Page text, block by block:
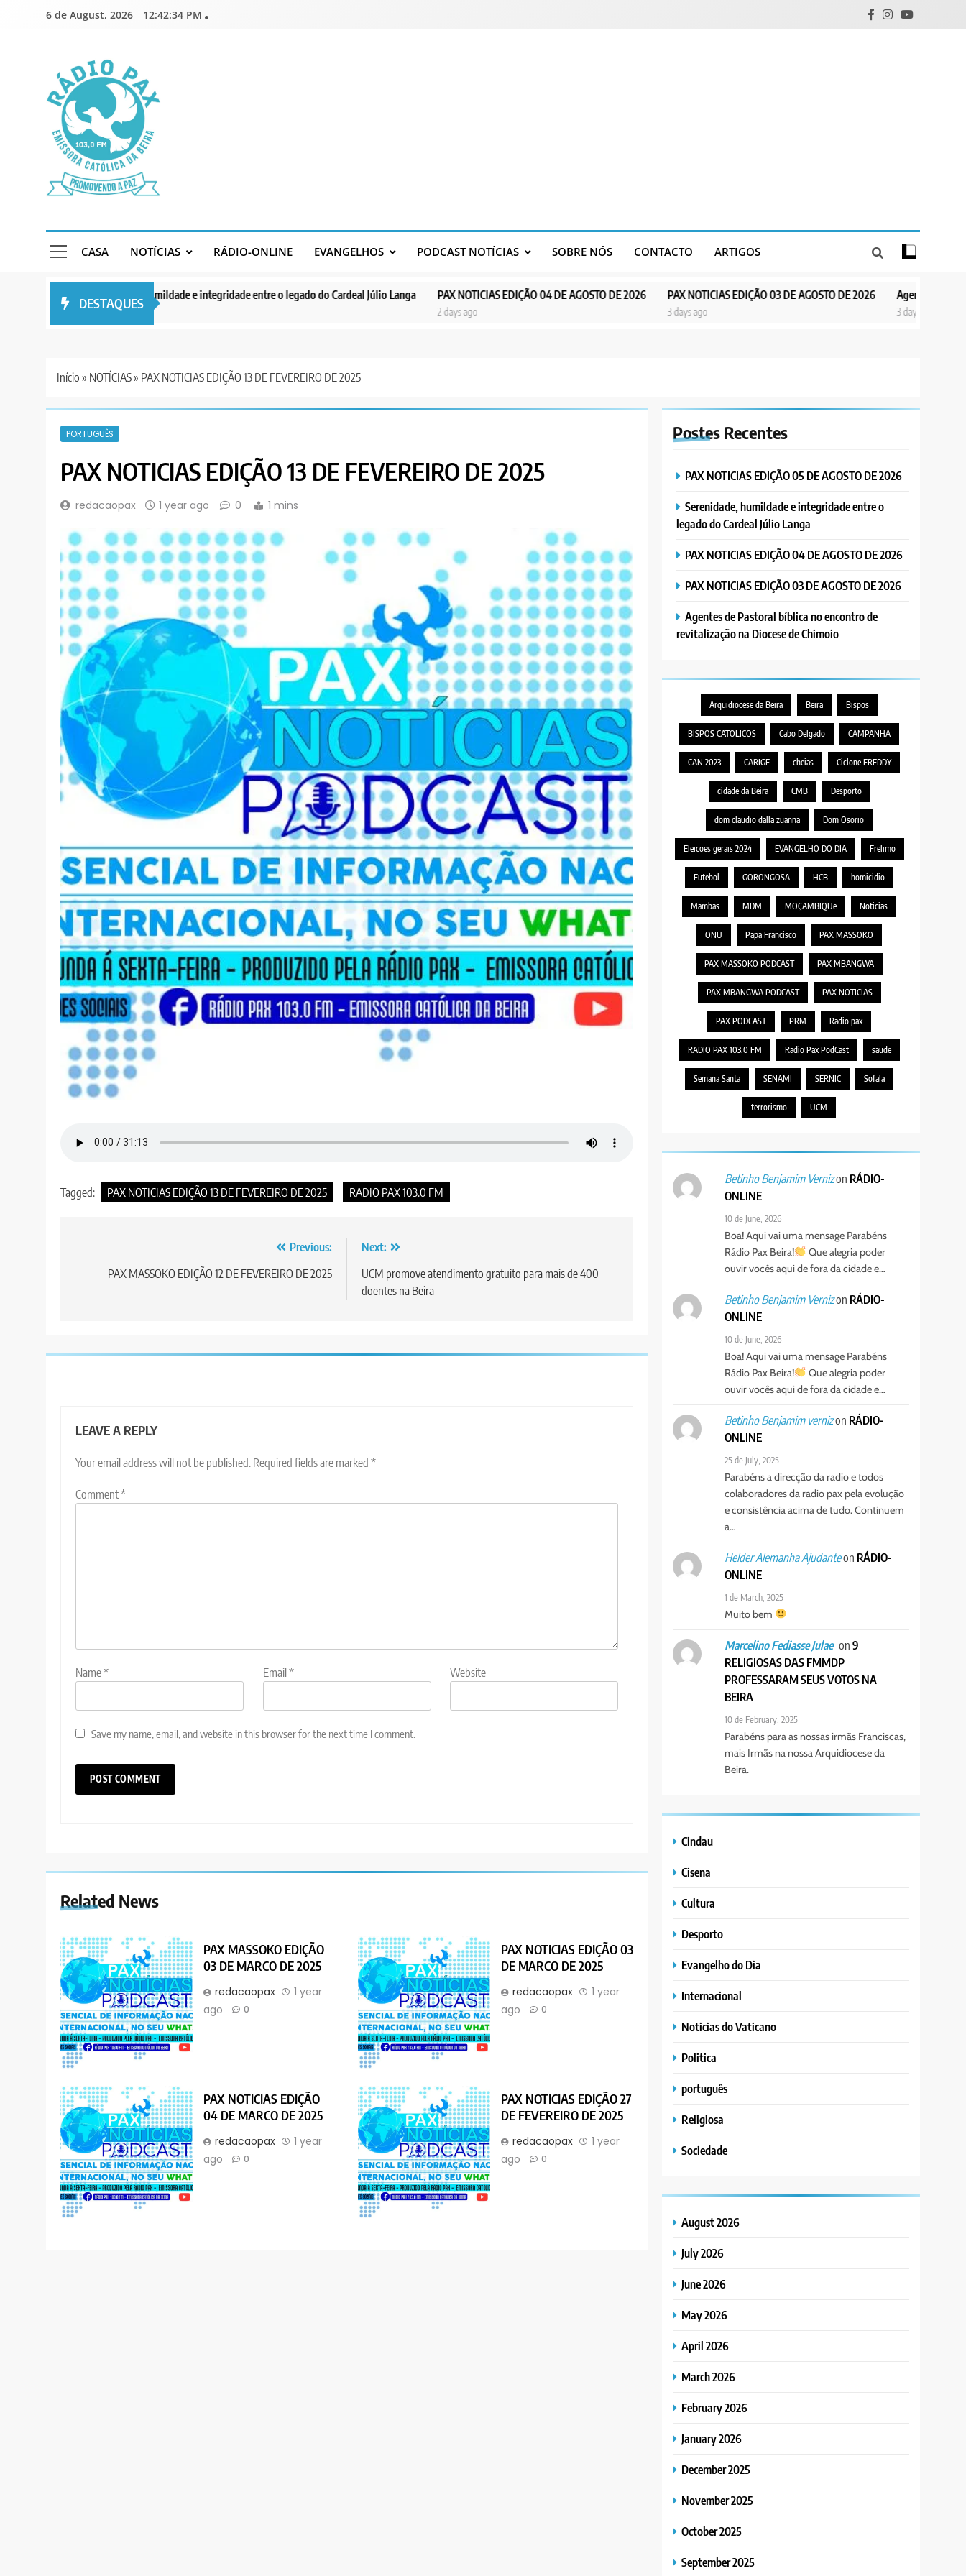
6 de August, 2026 12:42:36 PM
Rádio Pax
CASA NOTÍCIAS RÁDIO-ONLINE EVANGELHOS PODCAST NOTÍCIAS SOBRE NÓS CONTACTO ARTIGOS
DESTAQUES
Serenidade, humildade e integridade entre o legado do Cardeal Júlio Langa PAX NOTICIAS EDIÇÃO 04 DE AGOSTO DE 2026 PAX NOTICIAS EDIÇÃO 03 DE AGOSTO DE 2026 Agentes de Pastoral bíblica no
Início » NOTÍCIAS» PAX NOTICIAS EDIÇÃO 13 DE FEVEREIRO DE 2025
PORTUGUÊS
PAX NOTICIAS EDIÇÃO 13 DE FEVEREIRO DE 2025
redacaopax 1 year ago 0 1 mins
Tagged: PAX NOTICIAS EDIÇÃO 13 DE FEVEREIRO DE 2025 RADIO PAX 103.0 FM
navigation
Previous:
PAX MASSOKO EDIÇÃO 12 DE FEVEREIRO DE 2025
Next:
UCM promove atendimento gratuito para mais de 400
doentes na Beira
LEAVE A REPLY
Your email address will not be published. Required fields are marked *
Comment*
Name* Email* Website
Save my name, email, and website in this browser for the next time I comment.
Related News
PAX MASSOKO EDIÇÃO
03 DE MARCO DE 2025
redacaopax
1 year
ago
0
PAX NOTICIAS EDIÇÃO 03
DE MARCO DE 2025
redacaopax
1 year
ago
0
PAX NOTICIAS EDIÇÃO
04 DE MARCO DE 2025
redacaopax
1 year
ago
0
PAX NOTICIAS EDIÇÃO 27
DE FEVEREIRO DE 2025
redacaopax
1 year
ago
0
Postes Recentes
PAX NOTICIAS EDIÇÃO 05 DE AGOSTO DE 2026
Serenidade, humildade e integridade entre o
legado do Cardeal Júlio Langa
PAX NOTICIAS EDIÇÃO 04 DE AGOSTO DE 2026
PAX NOTICIAS EDIÇÃO 03 DE AGOSTO DE 2026
Agentes de Pastoral bíblica no encontro de
revitalização na Diocese de Chimoio
Arquidiocese da Beira Beira Bispos
BISPOS CATOLICOS Cabo Delgado CAMPANHA
CAN 2023 CARIGE cheias Ciclone FREDDY
cidade da Beira CMB Desporto
dom claudio dalla zuanna Dom Osorio
Eleicoes gerais 2024 EVANGELHO DO DIA Frelimo
Futebol GORONGOSA HCB homicidio
Mambas MDM MOÇAMBIQUe Noticias
ONU Papa Francisco PAX MASSOKO
PAX MASSOKO PODCAST PAX MBANGWA
PAX MBANGWA PODCAST PAX NOTICIAS
PAX PODCAST PRM Radio pax
RADIO PAX 103.0 FM Radio Pax PodCast saude
Semana Santa SENAMI SERNIC Sofala
terrorismo UCM
Betinho Benjamim Vernizon RÁDIO-
ONLINE
10 de June, 2026
Boa! Aqui vai uma mensage Parabéns
Rádio Pax Beira!
Que alegria poder
ouvir vocês aqui de fora da cidade e…
Betinho Benjamim Vernizon RÁDIO-
ONLINE
10 de June, 2026
Boa! Aqui vai uma mensage Parabéns
Rádio Pax Beira!
Que alegria poder
ouvir vocês aqui de fora da cidade e…
Betinho Benjamim vernizon RÁDIO-
ONLINE
25 de July, 2025
Parabéns a direcção da radio e todos
colaboradores da radio pax pela evolução
e consistência acima de tudo. Continuem
a…
Helder Alemanha Ajudanteon RÁDIO-
ONLINE
1 de March, 2025
Muito bem
Marcelino Fediasse Julae on9
RELIGIOSAS DAS FMMDP
PROFESSARAM SEUS VOTOS NA
BEIRA
10 de February, 2025
Parabéns para as nossas irmãs Franciscas,
mais Irmãs na nossa Arquidiocese da
Beira.
Cindau
Cisena
Cultura
Desporto
Evangelho do Dia
Internacional
Noticias do Vaticano
Politica
português
Religiosa
Sociedade
August 2026
July 2026
June 2026
May 2026
April 2026
March 2026
February 2026
January 2026
December 2025
November 2025
October 2025
September 2025